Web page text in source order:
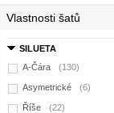
Vlastnosti šatů
SILUETA
A-Čára
(130)
Asymetrické (6)
Říše (22)